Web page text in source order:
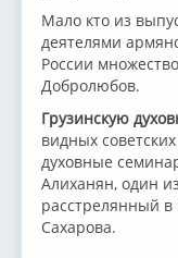
Мало кто из
деятелями
России
Добролюбов.
Грузинскую
видных
духовные
Алиханян, один
расстрелянный в
Сахарова.